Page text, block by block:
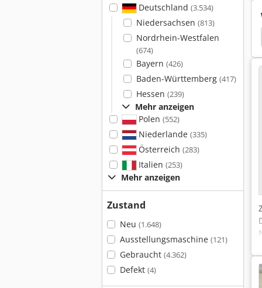
Deutschland (3.534)
Niedersachsen (813)
Nordrhein-Westfalen
(674)
Bayern (426)
Baden-Württemberg (417)
Hessen (239)
Mehr anzeigen
Polen (552)
Niederlande (335)
Österreich (283)
Italien (253)
Mehr anzeigen
Zustand
Neu (1.648)
Ausstellungsmaschine (121)
Gebraucht (4.362)
Defekt (4)
Trumpf Quicksharp Trumpf Quickset